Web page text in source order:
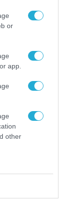
or
app.
other